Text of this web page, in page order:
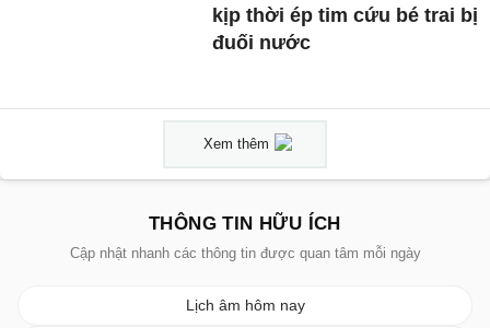
kịp thời ép tim cứu bé trai bị
đuối nước
Xem thêm
THÔNG TIN HỮU ÍCH
Cập nhật nhanh các thông tin được quan tâm mỗi ngày
Lịch âm hôm nay